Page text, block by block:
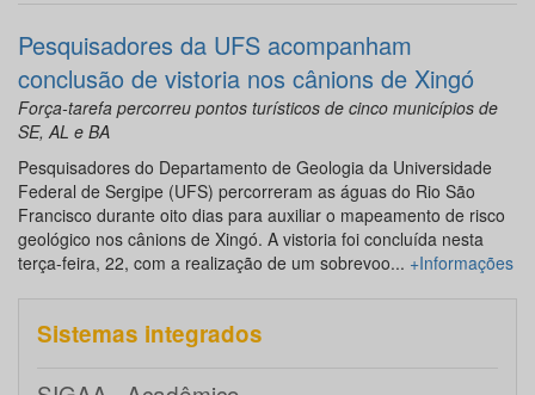
Pesquisadores da UFS acompanham
conclusão de vistoria nos cânions de Xingó
Força-tarefa percorreu pontos turísticos de cinco municípios de
SE, AL e BA
Pesquisadores do Departamento de Geologia da Universidade
Federal de Sergipe (UFS) percorreram as águas do Rio São
Francisco durante oito dias para auxiliar o mapeamento de risco
geológico nos cânions de Xingó. A vistoria foi concluída nesta
terça-feira, 22, com a realização de um sobrevoo... +Informações
Sistemas integrados